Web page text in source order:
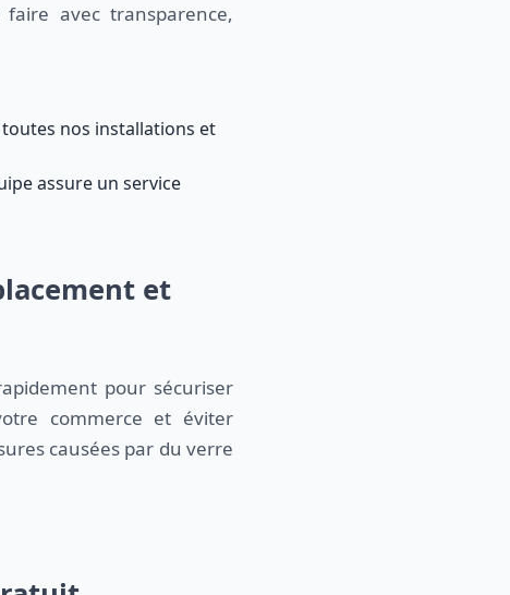
avec transparence,
nos installations et
assure un service
et
pour sécuriser
commerce et éviter
causées par du verre